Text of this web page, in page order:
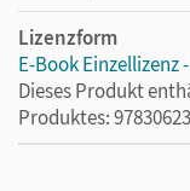
Lizenzform
E-Book Einzellizenz
Dieses Produkt
Produktes: